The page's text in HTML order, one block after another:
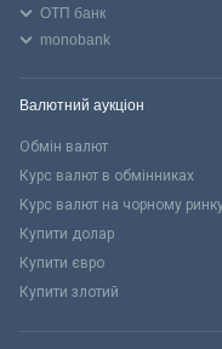
ОТП банк
monobank
Валютний аукціон
Обмін валют
Курс валют в обмінниках
Курс валют на чорному
Купити долар
Купити євро
Купити злотий